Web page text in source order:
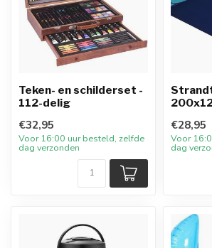
Teken- en schilderset -
112-delig
€32,95
Voor 16:00 uur besteld, zelfde
dag verzonden
€28,95
Voor
dag